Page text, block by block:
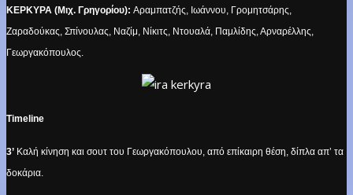
ΚΕΡΚΥΡΑ (Μιχ. Γρηγορίου): Αραμπατζής, Ιωάννου, Γρομητσάρης,
Ζαραδούκας, Σπίνουλας, Ναζίμ, Νίκιτς, Ντουαλά, Παμλίδης, Αρναρέλλης,
Γεωργακόπουλος.
Timeline
3’ Καλή κίνηση και σουτ του Γεωργακόπουλου, από επίκαιρη θέση, δίπλα απ’ τα
δοκάρια.